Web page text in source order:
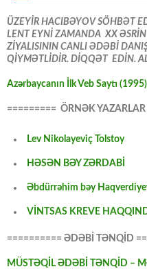
ÜZEYİR HACIBƏYOV SÖHBƏT
LENT EYNİ ZAMANDA XX
ZİYALISININ CANLI ƏDƏBİ
QİYMƏTLİDİR. DİQQƏT EDİN.
Azərbaycanın İlk Veb Saytı (1995)
========= ÖRNƏK
Lev Nikolayeviç Tolstoy
HƏSƏN BƏY ZƏRDABİ
Əbdürrəhim bəy
VİNTSAS KREVE
========== ƏDƏBİ TƏNQİD
MÜSTƏQİL ƏDƏBİ TƏNQİD –